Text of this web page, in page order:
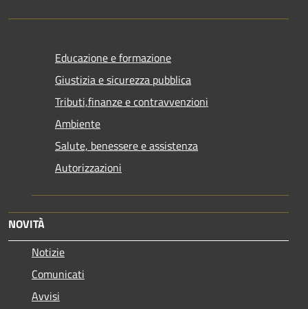
Educazione e formazione
Giustizia e sicurezza pubblica
Tributi,finanze e contravvenzioni
Ambiente
Salute, benessere e assistenza
Autorizzazioni
NOVITÀ
Notizie
Comunicati
Avvisi